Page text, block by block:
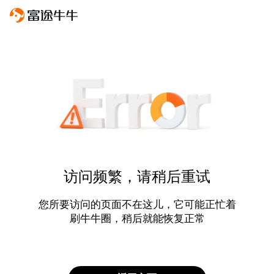
访问频繁，请稍后重试
您所要访问的页面不在这儿，它可能正忙着
刷牛牛圈，稍后就能恢复正常